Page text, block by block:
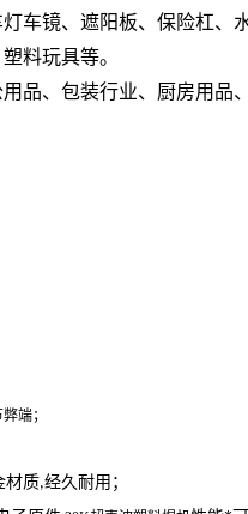
车镜、遮阳板、保险杠、
料玩具等。
品、包装行业、厨房用品
端；
材质,经久耐用；